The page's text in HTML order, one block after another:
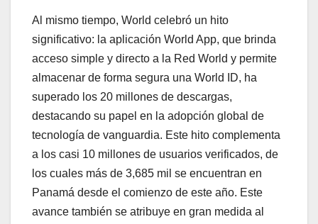
Al mismo tiempo, World celebró un hito
significativo: la aplicación World App, que brinda
acceso simple y directo a la Red World y permite
almacenar de forma segura una World ID, ha
superado los 20 millones de descargas,
destacando su papel en la adopción global de
tecnología de vanguardia. Este hito complementa
a los casi 10 millones de usuarios verificados, de
los cuales más de 3,685 mil se encuentran en
Panamá desde el comienzo de este año. Este
avance también se atribuye en gran medida al